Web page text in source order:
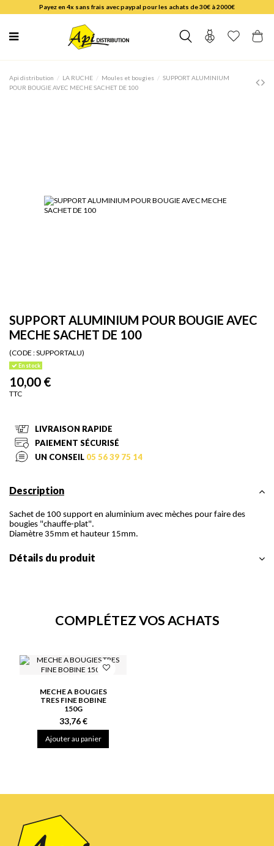
Payez en 4x sans frais avec paypal pour les achats de 30€ à 2000€
Api distribution LA RUCHE Moules et bougies
SUPPORT ALUMINIUM
POUR BOUGIE AVEC MECHE SACHET DE 100
SUPPORT ALUMINIUM POUR BOUGIE AVEC
MECHE SACHET DE 100
(CODE :SUPPORTALU)
En stock
10,00 €
TTC
LIVRAISON RAPIDE
PAIEMENT SÉCURISÉ
UN CONSEIL 05 56 39 75 14
Description
Sachet de 100 support en aluminium avec mèches pour faire des
bougies "chauffe-plat".
Diamètre 35mm et hauteur 15mm.
Détails du produit
COMPLÉTEZ VOS ACHATS
MECHE A BOUGIES
TRES FINE BOBINE
150G
33,76 €
Ajouter au panier